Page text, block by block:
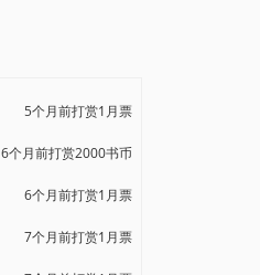
5个月前打赏1月票
6个月前打赏2000书币
6个月前打赏1月票
7个月前打赏1月票